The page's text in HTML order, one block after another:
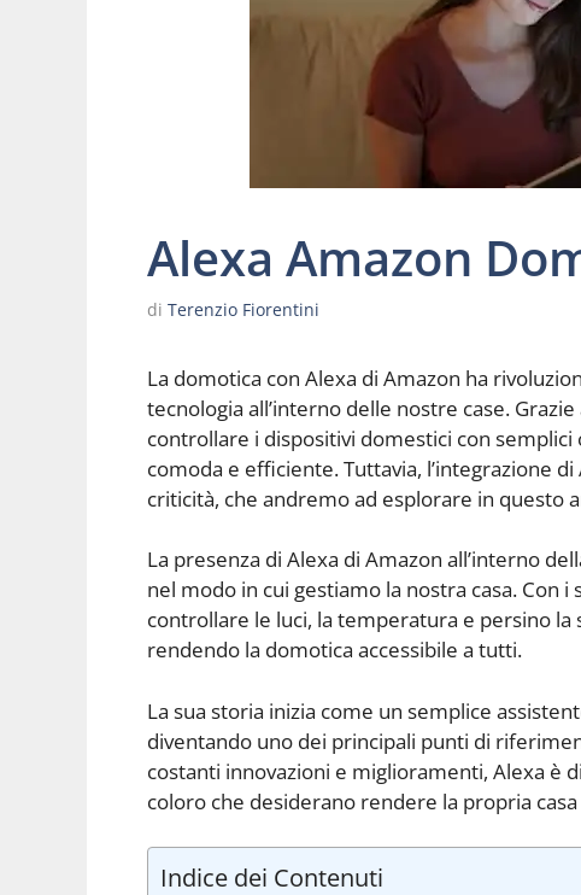
Alexa Amazon
di Terenzio Fiorentini
La domotica con Alexa di Amazon ha
tecnologia all’interno delle nostre case.
controllare i dispositivi domestici con
comoda e efficiente. Tuttavia, l’integrazione
criticità, che andremo ad esplorare in questo
La presenza di Alexa di Amazon all’interno
nel modo in cui gestiamo la nostra casa. Con
controllare le luci, la temperatura e persino
rendendo la domotica accessibile a tutti.
La sua storia inizia come un semplice
diventando uno dei principali punti di
costanti innovazioni e miglioramenti, Alexa è
coloro che desiderano rendere la propria
Indice dei Contenuti